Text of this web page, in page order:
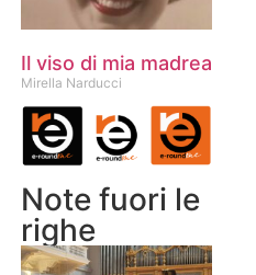
Il viso di mia madrea
Mirella Narducci
Note fuori le
righe